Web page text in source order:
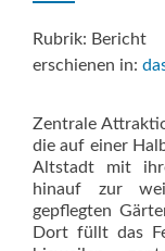
Rubrik: Bericht
erschienen in:
Zentrale
die auf einer
Altstadt mit
hinauf zur
gepflegten
Dort füllt das